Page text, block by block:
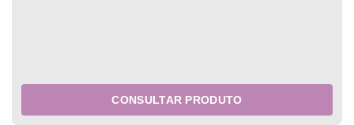
CONSULTAR PRODUTO